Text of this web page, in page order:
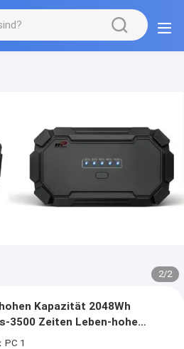
2/2
Kapazität 2048Wh
3500 Zeiten Leben-hohe
Battery rad
PC 1